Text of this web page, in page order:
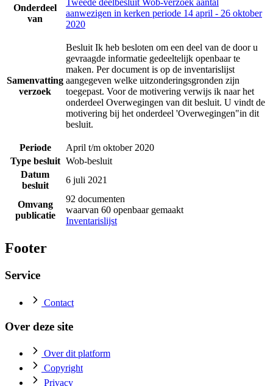
Onderdeel
van
aanwezigen in kerken periode 14 april - 26 oktober
2020
Samenvatting
verzoek
Besluit Ik heb besloten om een deel van de door u
gevraagde informatie gedeeltelijk openbaar te
maken. Per document is op de inventarislijst
aangegeven welke uitzonderingsgronden zijn
toegepast. Voor de motivering verwijs ik naar het
onderdeel Overwegingen van dit besluit. U vindt de
motivering bij het onderdeel 'Overwegingen"in dit
besluit.
Periode
April t/m oktober 2020
Type besluit Wob-besluit
Datum
besluit
6 juli 2021
Omvang
publicatie
92 documenten
waarvan 60 openbaar gemaakt
Inventarislijst
Footer
Service
Contact
Over deze site
Over dit platform
Copyright
Privacy